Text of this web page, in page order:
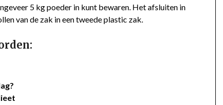
5 kg poeder in kunt bewaren. Het afsluiten in
van de zak in een tweede plastic zak.